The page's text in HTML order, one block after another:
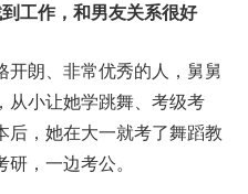
工作，和男友关系很好
开朗、非常优秀的人，舅舅
从小让她学跳舞、考级考
后，她在大一就考了舞蹈教
，一边考公。